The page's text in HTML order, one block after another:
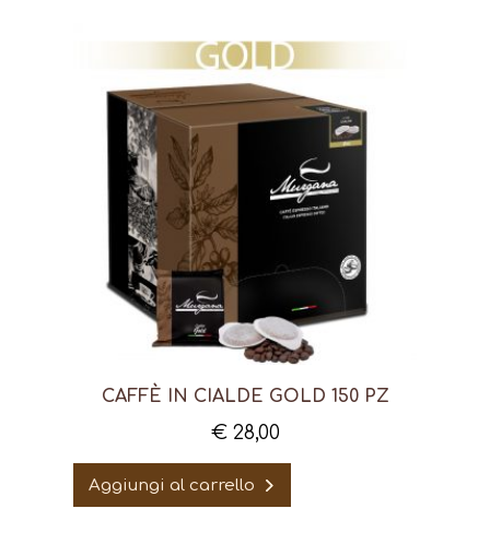
CAFFÈ IN CIALDE GOLD 150 PZ
€28,00
Aggiungi al carrello